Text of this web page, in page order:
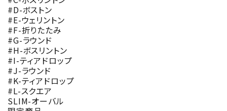
#D-ボストン
#E-ウェリントン
#F-折りたたみ
#G-ラウンド
#H-ボスリントン
#I-ティアドロップ
#J-ラウンド
#K-ティアドロップ
#L-スクエア
SLIM-オーバル